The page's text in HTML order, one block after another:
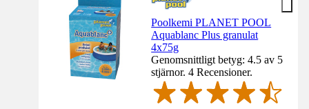
Poolkemi PLANET POOL
Aquablanc Plus granulat
4x75g
Genomsnittligt betyg: 4.5 av 5
stjärnor. 4 Recensioner.